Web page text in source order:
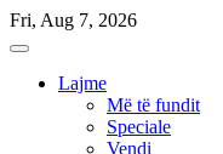
Skip
to
Fri, Aug 7, 2026
Lajme
Më të fundit
Speciale
Vendi